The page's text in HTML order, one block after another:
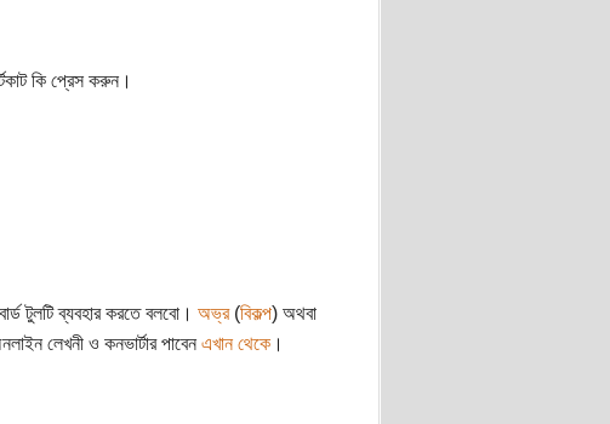
কি প্রেস করুন।
টুলটি ব্যবহার করতে বলবো। অভ্র(বিকল্প) অথবা
লেখনী ও কনভার্টার পাবেন এখান থেকে।